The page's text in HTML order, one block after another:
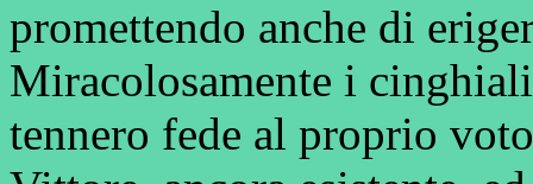
promettendo anche di
Miracolosamente i
tennero fede al proprio